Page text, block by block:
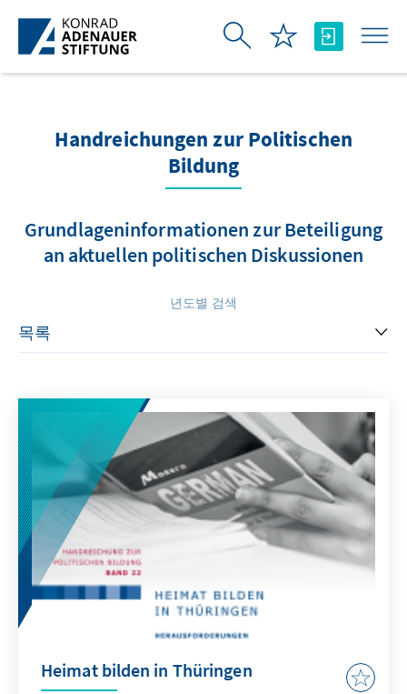
Skip to Main Content
Handreichungen zur Politischen
Bildung
Grundlageninformationen zur Beteiligung
an aktuellen politischen Diskussionen
년도별 검색
Heimat bilden in Thüringen